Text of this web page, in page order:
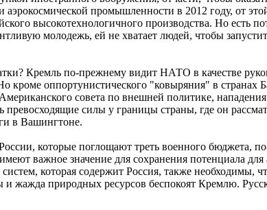
аэрокосмической промышленности в 2012 году, от
высокотехнологичного производства. Но есть
молодежь, ей не хватает людей, чтобы
Кремль по-прежнему видит НАТО в качестве
кроме оппортунистического "ковыряния" в
совета по внешней политике,
превосходящие силы у границы страны, где он
в Вашингтоне.
которые поглощают треть военного бюджета,
важное значение для сохранения потенциала
систем, которая содержит Россия, также необходимы,
жажда природных ресурсов беспокоят Кремлю.